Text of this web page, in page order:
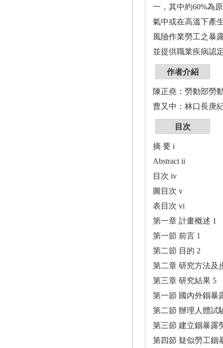
一，其中約60%為
氣中或在高溫下產
風險作業勞工之暴
並提供職業疾病認
作者介紹
陳正堯：勞動部勞
曹又中：林口長庚
目次
摘 要 i
Abstract ii
目次 iv
圖目次 v
表目次 vi
第一章 計畫概述 1
第一節 前言 1
第二節 目的 2
第二章 研究方法及
第三章 研究結果 5
第一節 國內外銦暴
第二節 辦理人體試
第三節 建立銦暴露
第四節 疑似勞工銦